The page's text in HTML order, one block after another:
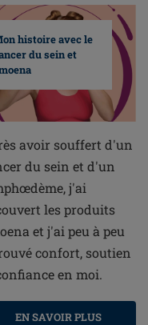
histoire avec le
du sein et
avoir souffert d'un
du sein et d'un
j'ai
les produits
et j'ai peu à peu
confort, soutien
en moi.
EN SAVOIR PLUS